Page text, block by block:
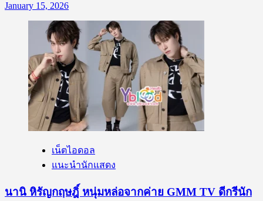
January 15, 2026
เน็ตไอดอล
แนะนำนักแสดง
นานิ หิรัญกฤษฎิ์ หนุ่มหล่อจากค่าย GMM TV ดีกรีนัก